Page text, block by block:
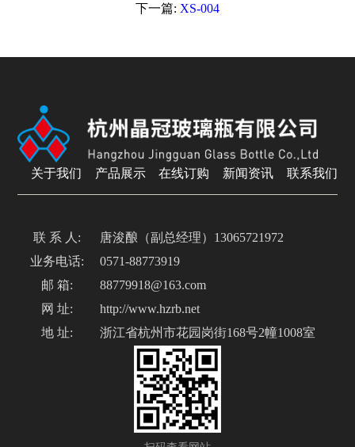
下一篇: XS-004
关于我们 产品展示 在线订购 新闻资讯 联系我们
联 系 人:
唐浚酿（副总经理）13065721972
业务电话:
0571-88773919
邮 箱:
88779918@163.com
网 址:
http://www.hzrb.net
地 址:
浙江省杭州市花园岗街168号2幢1008室